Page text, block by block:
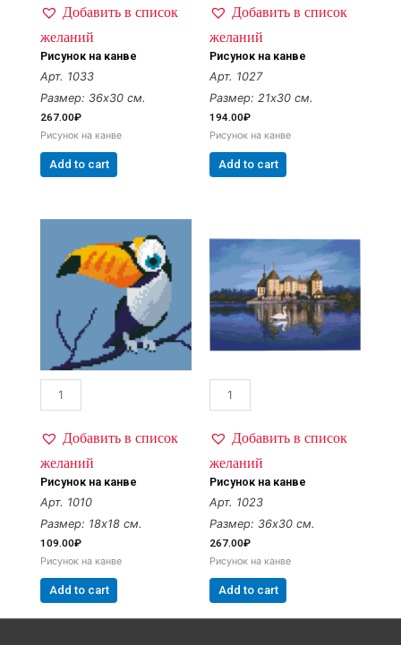
Добавить в список
желаний
Рисунок на канве
Арт. 1033
Размер: 36х30 см.
267.00₽
Рисунок на канве
Add to cart
Добавить в список
желаний
Рисунок на канве
Арт. 1027
Размер: 21х30 см.
194.00₽
Рисунок на канве
Add to cart
Добавить в список
желаний
Рисунок на канве
Арт. 1010
Размер: 18х18 см.
109.00₽
Рисунок на канве
Add to cart
Добавить в список
желаний
Рисунок на канве
Арт. 1023
Размер: 36х30 см.
267.00₽
Рисунок на канве
Add to cart